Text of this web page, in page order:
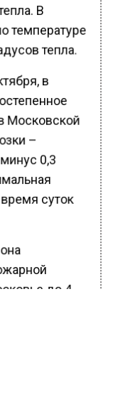
В
температуре
тепла.
в
Московской
–
0,3
суток
до 4